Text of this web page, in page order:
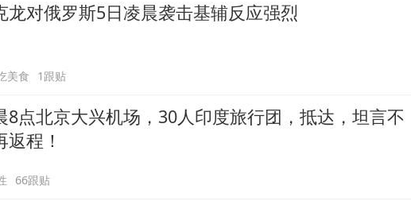
龙对俄罗斯5日凌晨袭击基辅反应强烈
美食 1跟贴
8点北京大兴机场，30人印度旅行团，抵达，坦言不
返程！
66跟贴